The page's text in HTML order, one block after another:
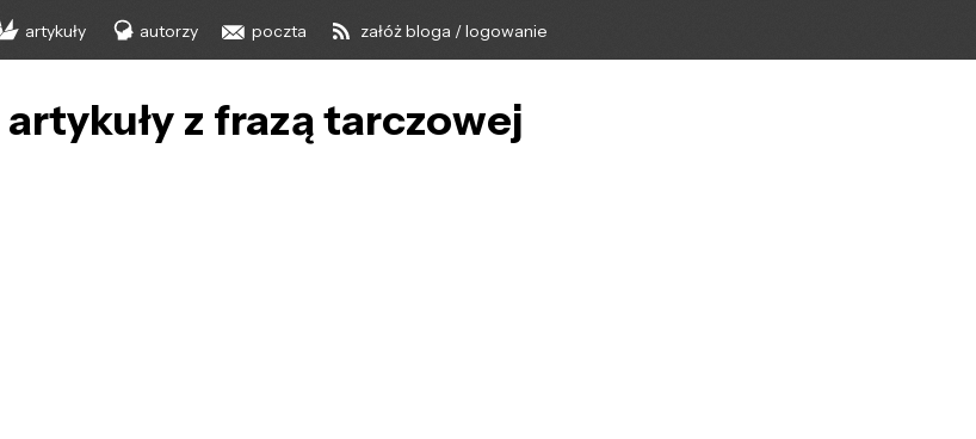
artykuły autorzy poczta załóż bloga / logowanie
z frazą tarczowej